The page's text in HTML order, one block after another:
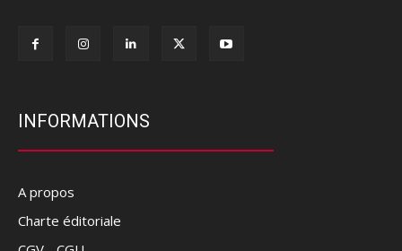
INFORMATIONS
A propos
Charte éditoriale